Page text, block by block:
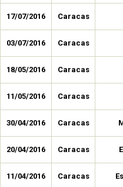
17/07/2016 Caracas
03/07/2016 Caracas
18/05/2016 Caracas
11/05/2016 Caracas
30/04/2016 Caracas
20/04/2016 Caracas
11/04/2016 Caracas